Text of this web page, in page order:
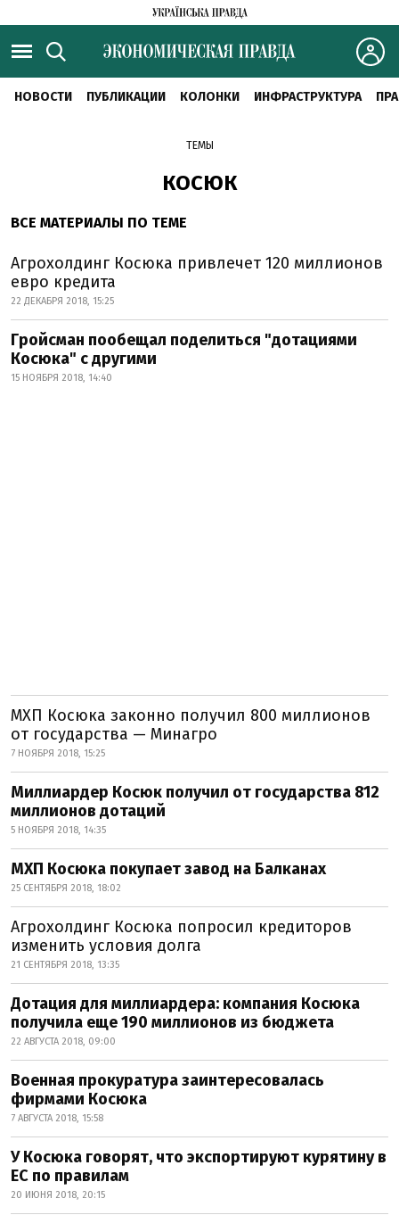
НОВОСТИ ПУБЛИКАЦИИ КОЛОНКИ ИНФРАСТРУКТУРА
ТЕМЫ
КОСЮК
ВСЕ МАТЕРИАЛЫ ПО ТЕМЕ
Агрохолдинг Косюка привлечет 120 миллионов
евро кредита
22 ДЕКАБРЯ 2018, 15:25
Гройсман пообещал поделиться "дотациями
Косюка" с другими
15 НОЯБРЯ 2018, 14:40
МХП Косюка законно получил 800 миллионов
от государства — Минагро
7 НОЯБРЯ 2018, 15:25
Миллиардер Косюк получил от государства 812
миллионов дотаций
5 НОЯБРЯ 2018, 14:35
МХП Косюка покупает завод на Балканах
25 СЕНТЯБРЯ 2018, 18:02
Агрохолдинг Косюка попросил кредиторов
изменить условия долга
21 СЕНТЯБРЯ 2018, 13:35
Дотация для миллиардера: компания Косюка
получила еще 190 миллионов из бюджета
22 АВГУСТА 2018, 09:00
Военная прокуратура заинтересовалась
фирмами Косюка
7 АВГУСТА 2018, 15:58
У Косюка говорят, что экспортируют курятину в
ЕС по правилам
20 ИЮНЯ 2018, 20:15